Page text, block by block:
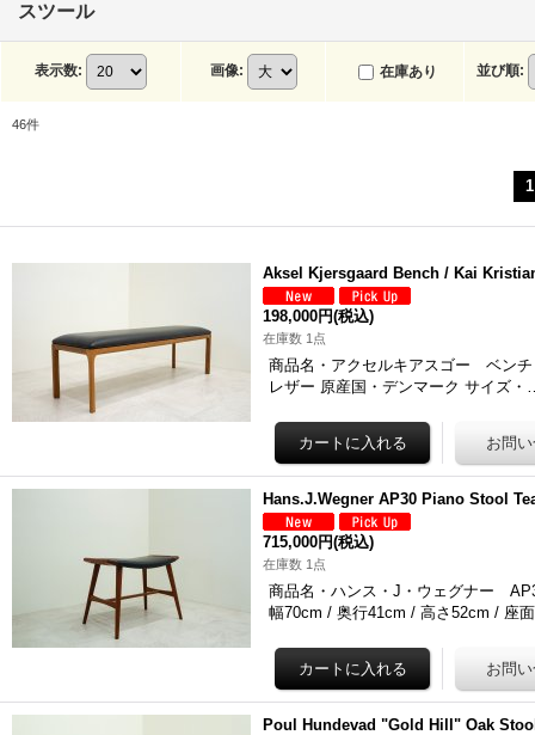
スツール
表示数: 画像: 在庫あり 並び順:
46件
1
Aksel Kjersgaard Bench / Kai
198,000円(税込)
在庫数 1点
商品名・アクセルキアスゴー ベンチ
レザー 原産国・デンマーク サイズ
Hans.J.Wegner AP30 Piano Stool
715,000円(税込)
在庫数 1点
商品名・ハンス・J・ウェグナー
幅70cm / 奥行41cm / 高さ52cm / 座
Poul Hundevad "Gold Hill" Oak